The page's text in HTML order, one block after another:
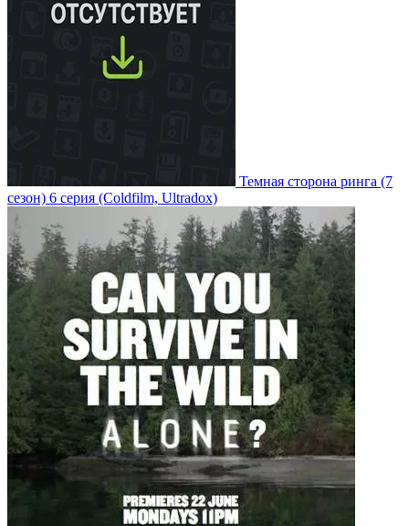
Темная сторона ринга (7
сезон) 6 серия (Coldfilm, Ultradox)